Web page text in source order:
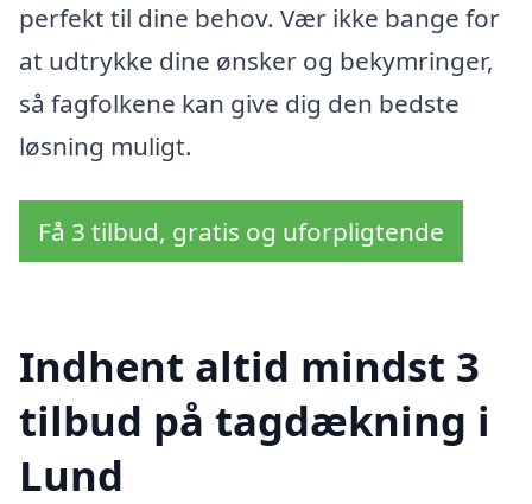
perfekt til dine behov. Vær ikke bange for
at udtrykke dine ønsker og bekymringer,
så fagfolkene kan give dig den bedste
løsning muligt.
Få 3 tilbud, gratis og uforpligtende
Indhent altid mindst 3
tilbud på tagdækning i
Lund